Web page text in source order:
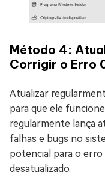
Método 4:
Corrigir o Erro
Atualizar
para que ele
regularmente lança
falhas e bugs no
potencial para o
desatualizado.